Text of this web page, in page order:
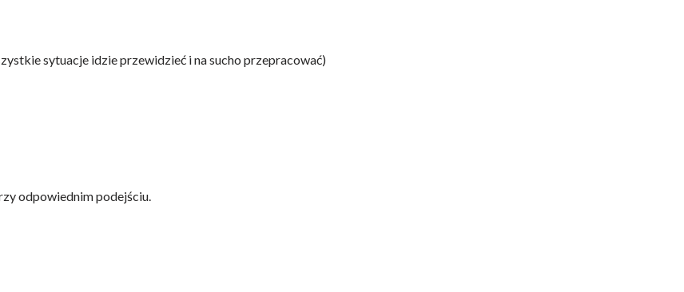
sytuacje idzie przewidzieć i na sucho przepracować)
odpowiednim podejściu.